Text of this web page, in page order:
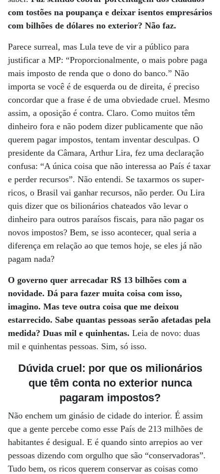
com tostões na poupança e deixar isentos empresários
com bilhões de dólares no exterior? Não faz.
Parece surreal, mas Lula teve de vir a público para
justificar a MP: “Proporcionalmente, o mais pobre paga
mais imposto de renda que o dono do banco.” Não
importa se você é de esquerda ou de direita, é preciso
concordar que a frase é de uma obviedade cruel. Mesmo
assim, a oposição é contra. Claro. Como muitos têm
dinheiro fora e não podem dizer publicamente que não
querem pagar impostos, tentam inventar desculpas. O
presidente da Câmara, Arthur Lira, fez uma declaração
confusa: “A única coisa que não interessa ao País é taxar
e perder recursos”. Não entendi. Se taxarmos os super-
ricos, o Brasil vai ganhar recursos, não perder. Ou Lira
quis dizer que os bilionários chateados vão levar o
dinheiro para outros paraísos fiscais, para não pagar os
novos impostos? Bem, se isso acontecer, qual seria a
diferença em relação ao que temos hoje, se eles já não
pagam nada?
O governo quer arrecadar R$ 13 bilhões com a
novidade. Dá para fazer muita coisa com isso,
imagino. Mas teve outra coisa que me deixou
estarrecido. Sabe quantas pessoas serão afetadas pela
medida? Duas mil e quinhentas. Leia de novo: duas
mil e quinhentas pessoas. Sim, só isso.
Dúvida cruel: por que os milionários
que têm conta no exterior nunca
pagaram impostos?
Não enchem um ginásio de cidade do interior. É assim
que a gente percebe como esse País de 213 milhões de
habitantes é desigual. E é quando sinto arrepios ao ver
pessoas dizendo com orgulho que são “conservadoras”.
Tudo bem, os ricos querem conservar as coisas como